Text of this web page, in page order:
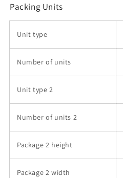
Packing Units
Unit type
Number of units
Unit type 2
Number of units 2
Package 2 height
Package 2 width